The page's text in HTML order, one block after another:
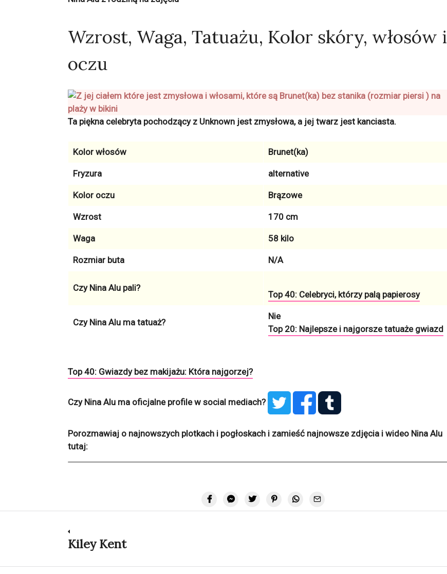
Wzrost, Waga, Tatuażu, Kolor skóry, włosów i
oczu
Ta piękna celebryta pochodzący z Unknown jest zmysłowa, a jej twarz jest kanciasta.
Kolor włosów Brunet(ka)
Fryzura alternative
Kolor oczu Brązowe
Wzrost 170 cm
Waga 58 kilo
Rozmiar buta N/A
Czy Nina Alu pali?
Top 40: Celebryci, którzy palą papierosy
Czy Nina Alu ma tatuaż?
Nie
Top 20: Najlepsze i najgorsze tatuaże gwiazd
Top 40: Gwiazdy bez makijażu: Która najgorzej?
Czy Nina Alu ma oficjalne profile w social mediach?
Porozmawiaj o najnowszych plotkach i pogłoskach i zamieść najnowsze zdjęcia i wideo Nina Alu
tutaj:
Nawigacja
wpisu
Previous
Kiley Kent